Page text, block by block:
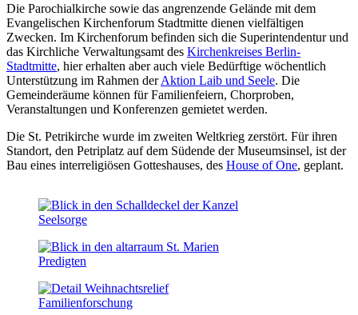
Die Parochialkirche sowie das angrenzende Gelände mit dem
Evangelischen Kirchenforum Stadtmitte dienen vielfältigen
Zwecken. Im Kirchenforum befinden sich die Superintendentur und
das Kirchliche Verwaltungsamt des Kirchenkreises Berlin-
Stadtmitte, hier erhalten aber auch viele Bedürftige wöchentlich
Unterstützung im Rahmen derAktion Laib und Seele. Die
Gemeinderäume können für Familienfeiern, Chorproben,
Veranstaltungen und Konferenzen gemietet werden.
Die St. Petrikirche wurde im zweiten Weltkrieg zerstört. Für ihren
Standort, den Petriplatz auf dem Südende der Museumsinsel, ist der
Bau eines interreligiösen Gotteshauses, des House of One, geplant.
Seelsorge
Predigten
Familien­forschung